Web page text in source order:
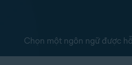
Chọn một ngôn ngữ được